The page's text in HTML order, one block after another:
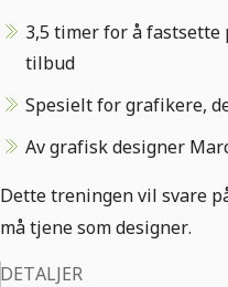
3,5 timer for å
tilbud
Spesielt for grafikere,
Av grafisk designer
Dette treningen vil svare
må tjene som designer.
DETALJER